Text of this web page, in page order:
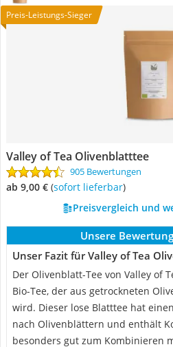
Preis-Leistungs-Sieger
Valley of Tea Olivenblatttee
905 Bewertungen
ab 9,00 € ( Sofort lieferbar)
Preisvergleich und
Unsere
Unser Fazit für Valley of Tea
Der Olivenblatt-Tee von Valley of
Bio-Tee, der aus getrockneten
wird. Dieser lose Blatttee hat
nach Olivenblättern und enthält
besonders gut zum Kombinieren